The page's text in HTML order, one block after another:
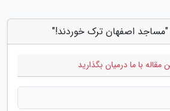
"مساجد اصفهان ترک خوردند!"
مقاله با ما درمیان بگذارید